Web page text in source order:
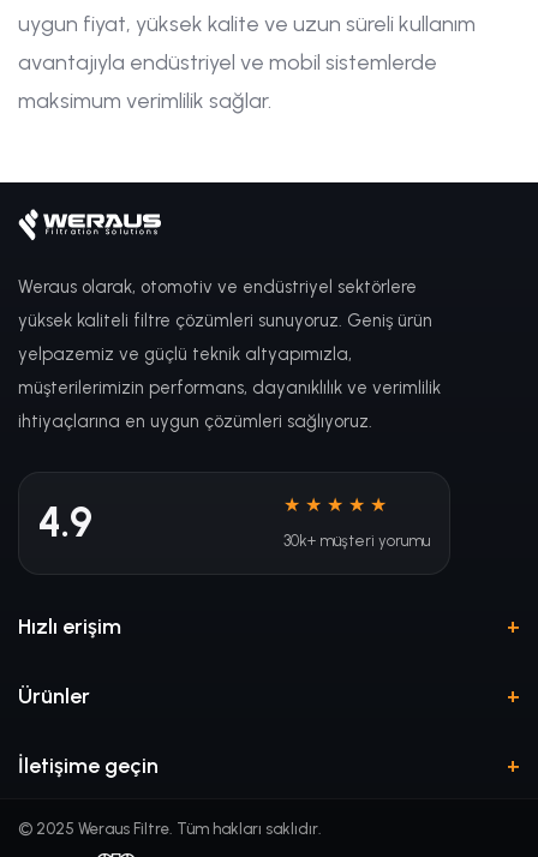
uygun fiyat, yüksek kalite ve uzun süreli kullanım
avantajıyla endüstriyel ve mobil sistemlerde
maksimum verimlilik sağlar.
Weraus olarak, otomotiv ve endüstriyel sektörlere
yüksek kaliteli filtre çözümleri sunuyoruz. Geniş ürün
yelpazemiz ve güçlü teknik altyapımızla,
müşterilerimizin performans, dayanıklılık ve verimlilik
ihtiyaçlarına en uygun çözümleri sağlıyoruz.
4.9 ★★★★★
30k+ müşteri yorumu
Hızlı erişim
Ürünler
İletişime geçin
© 2025 Weraus Filtre. Tüm hakları saklıdır.